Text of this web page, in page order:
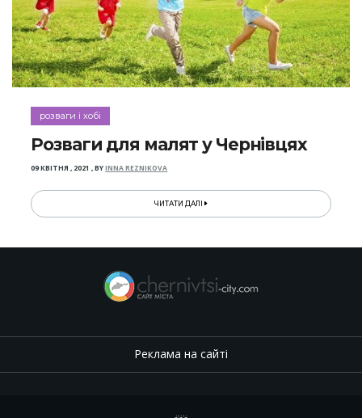
розваги і хобі
Розваги для малят у Чернівцях
09 КВІТНЯ , 2021 ,BYINNA REZNIKOVA
ЧИТАТИ ДАЛІ
Реклама на сайті
.,.,.